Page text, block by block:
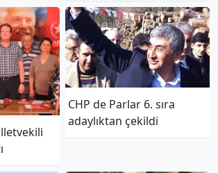
CHP de Parlar 6. sıra
adaylıktan çekildi